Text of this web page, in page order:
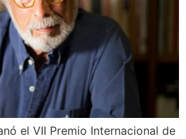
el VII Premio Internacional de